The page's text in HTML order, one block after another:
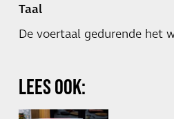
Taal
De voertaal gedurende het
LEES OOK: